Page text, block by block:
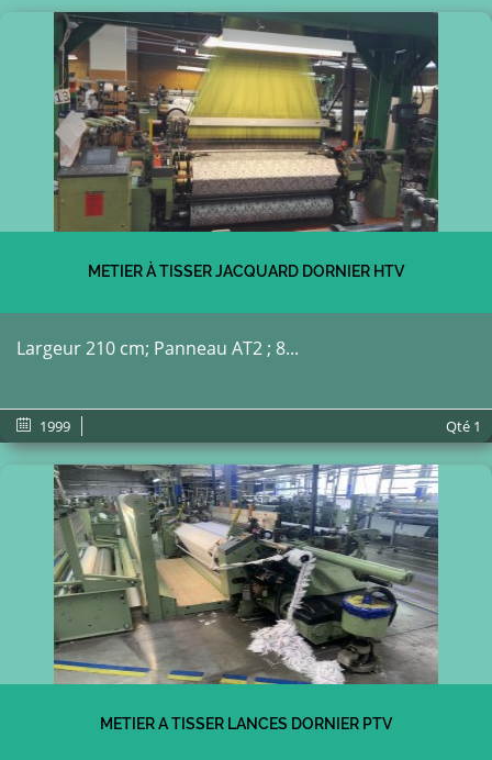
METIER À TISSER JACQUARD DORNIER HTV
Largeur 210 cm; Panneau AT2 ; 8...
1999 Qté 1
METIER A TISSER LANCES DORNIER PTV